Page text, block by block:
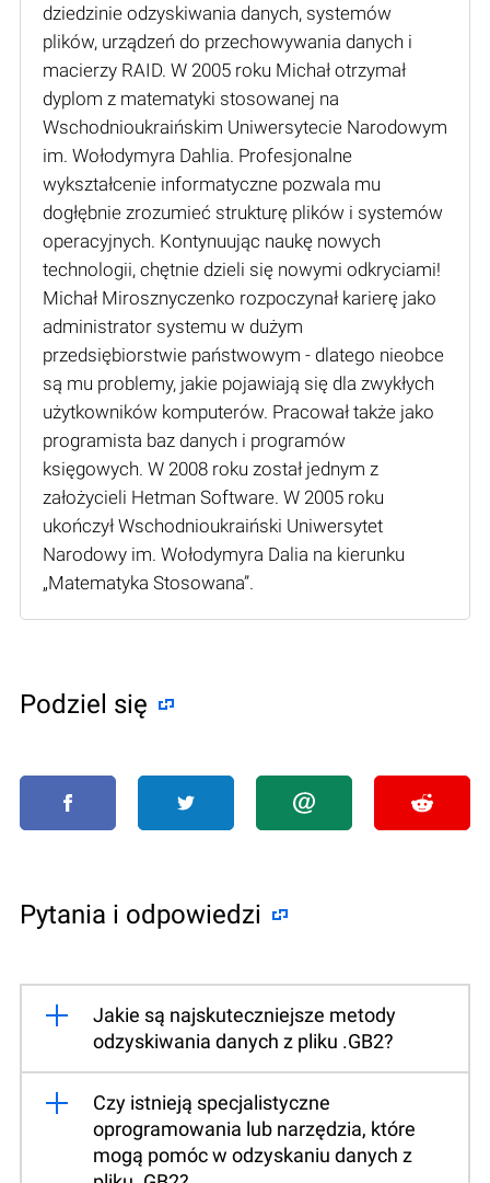
dziedzinie odzyskiwania danych, systemów
plików, urządzeń do przechowywania danych i
macierzy RAID. W 2005 roku Michał otrzymał
dyplom z matematyki stosowanej na
Wschodnioukraińskim Uniwersytecie Narodowym
im. Wołodymyra Dahlia. Profesjonalne
wykształcenie informatyczne pozwala mu
dogłębnie zrozumieć strukturę plików i systemów
operacyjnych. Kontynuując naukę nowych
technologii, chętnie dzieli się nowymi odkryciami!
Michał Mirosznyczenko rozpoczynał karierę jako
administrator systemu w dużym
przedsiębiorstwie państwowym - dlatego nieobce
są mu problemy, jakie pojawiają się dla zwykłych
użytkowników komputerów. Pracował także jako
programista baz danych i programów
księgowych. W 2008 roku został jednym z
założycieli Hetman Software. W 2005 roku
ukończył Wschodnioukraiński Uniwersytet
Narodowy im. Wołodymyra Dalia na kierunku
„Matematyka Stosowana”.
Podziel się
Pytania i odpowiedzi
Jakie są najskuteczniejsze metody
odzyskiwania danych z pliku .GB2?
Czy istnieją specjalistyczne
oprogramowania lub narzędzia, które
mogą pomóc w odzyskaniu danych z